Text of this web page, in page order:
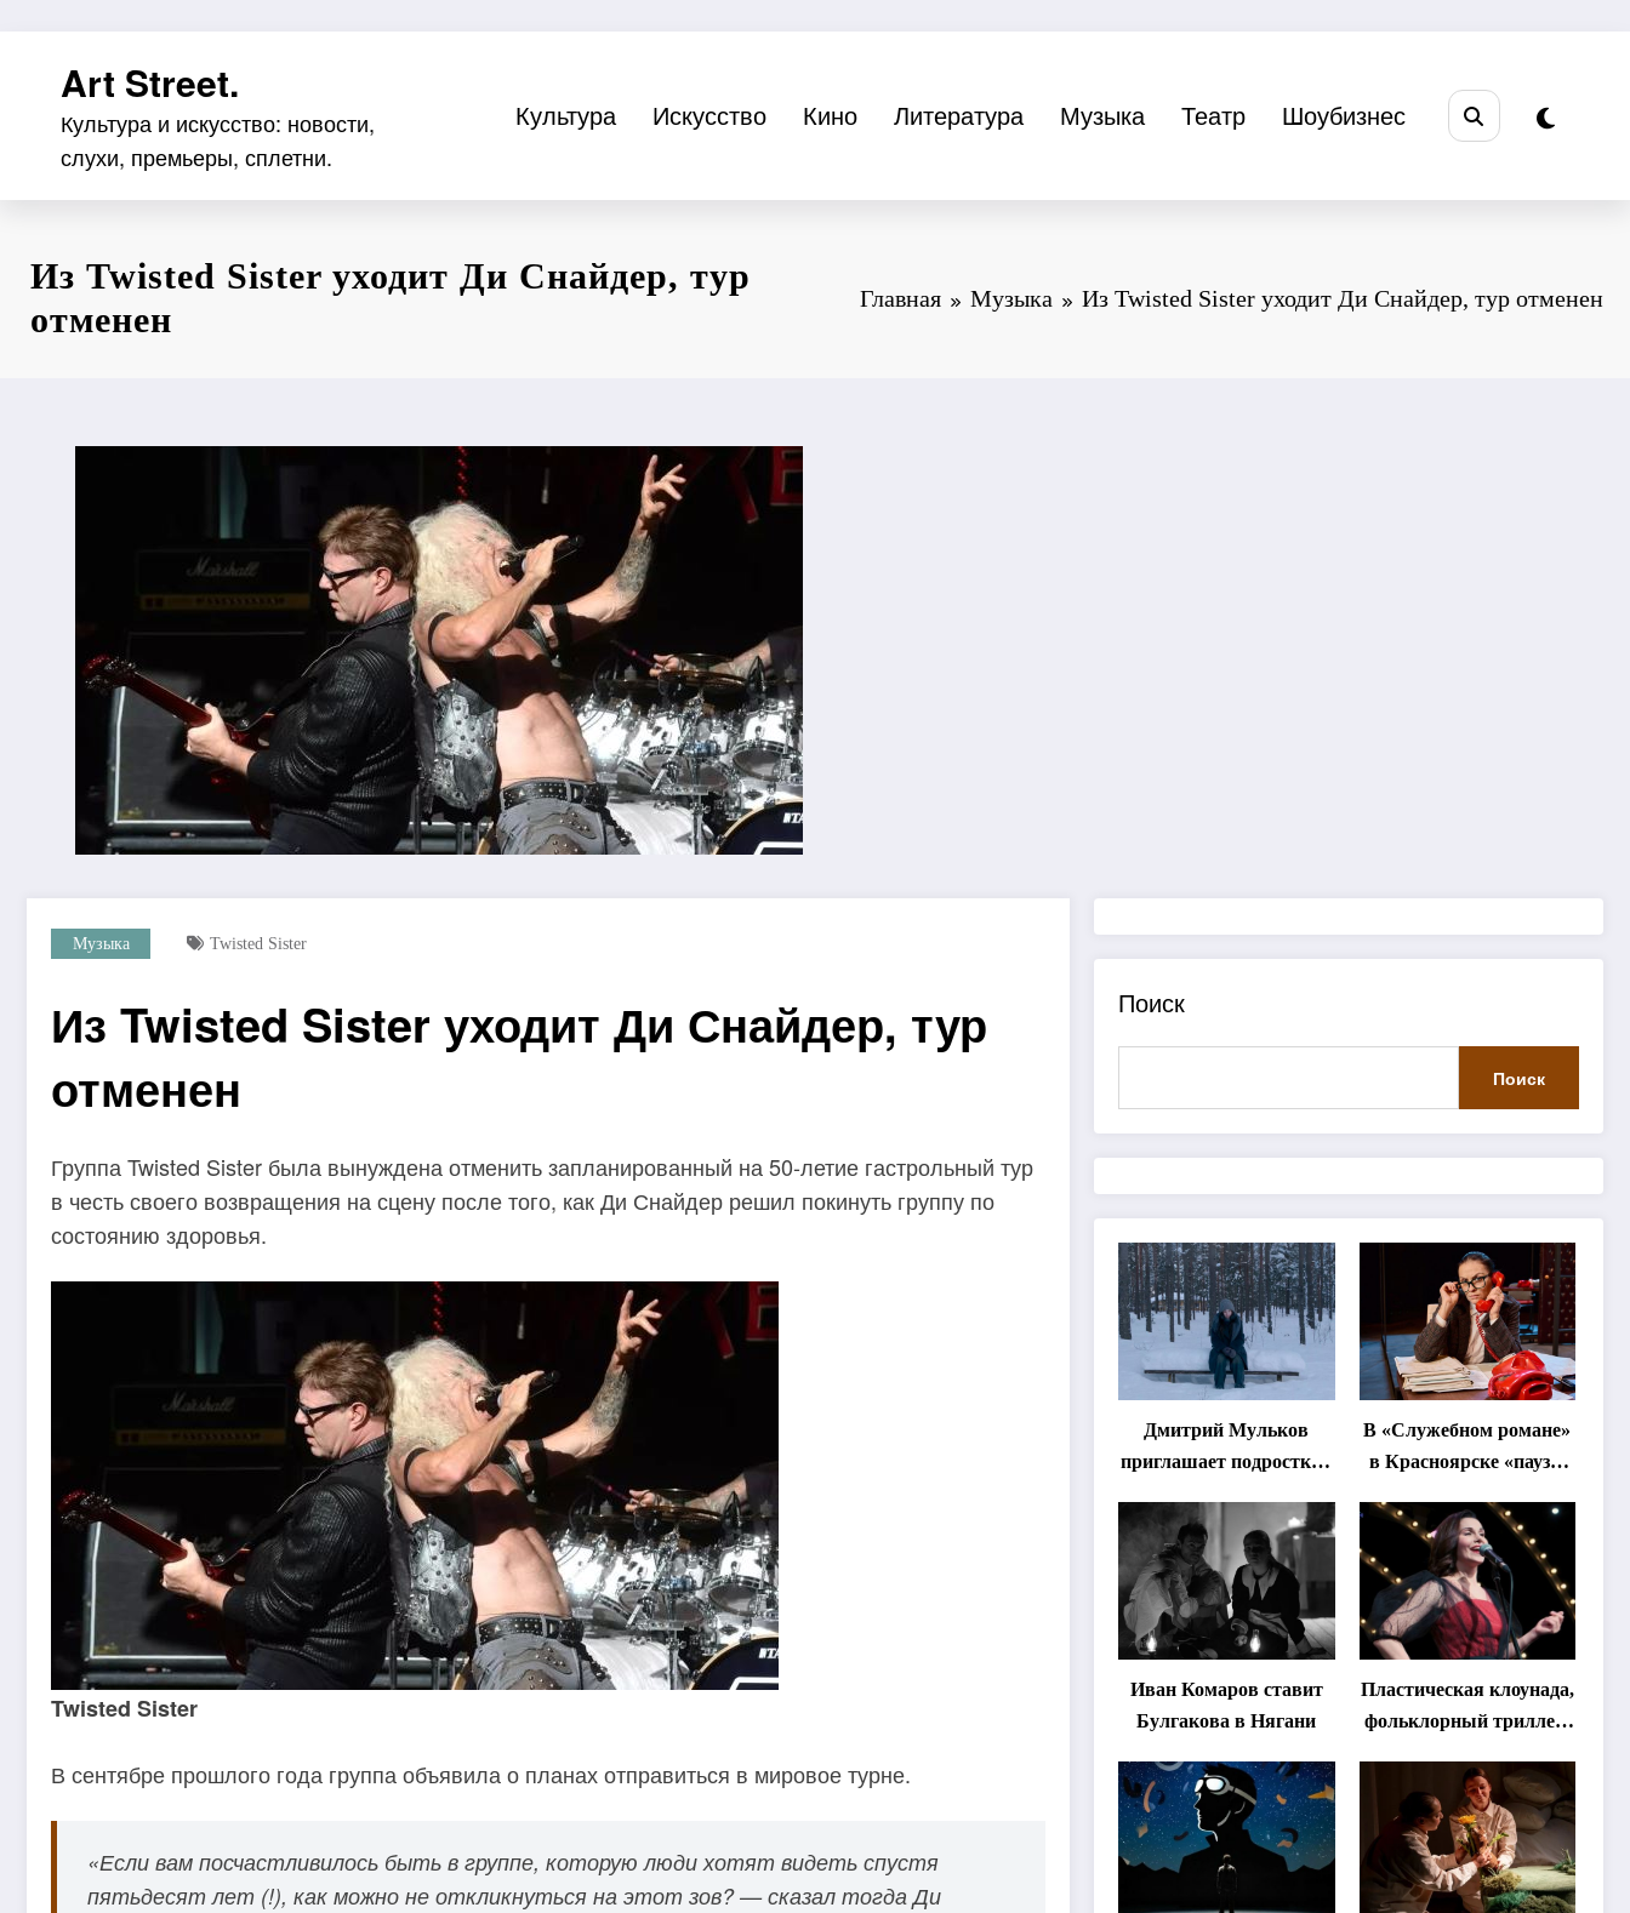
содержимомуArt Street.
Культура и искусство: новости,
слухи, премьеры, сплетни.
Культура Искусство Кино Литература Музыка Театр Шоубизнес
Из Twisted Sister уходит Ди Снайдер, тур
отменен
Главная Музыка Из Twisted Sister уходит Ди Снайдер, тур отменен
Музыка Twisted Sister
Из Twisted Sister уходит Ди Снайдер, тур
отменен
Группа Twisted Sister была вынуждена отменить запланированный на 50-летие гастрольный тур
в честь своего возвращения на сцену после того, как Ди Снайдер решил покинуть группу по
состоянию здоровья.
Twisted Sister
В сентябре прошлого года группа объявила о планах отправиться в мировое турне.
«Если вам посчастливилось быть в группе, которую люди хотят видеть спустя
пятьдесят лет (!), как можно не откликнуться на этот зов? — сказал тогда Ди
Поиск
Поиск
Дмитрий Мульков
приглашает подростков
«спектакль-
солостальгию»
В «Служебном романе»
в Красноярске «паузы
Иван Комаров ставит
Булгакова в Нягани
Пластическая клоунада,
фольклорный триллер,
Что покажут на втором
этапе фестиваля
«Монокль»